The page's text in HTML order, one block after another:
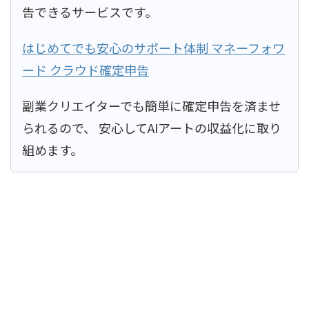
告できるサービスです。
はじめてでも安心のサポート体制 マネーフォワ
ード クラウド確定申告
副業クリエイターでも簡単に確定申告を済ませ
られるので、 安心してAIアートの収益化に取り
組めます。